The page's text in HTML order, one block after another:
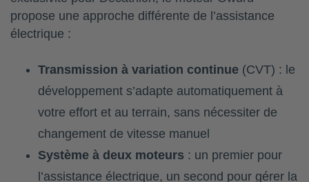
propose une approche différente de l’assistance
électrique :
Transmission à variation continue (CVT) : le
développement s’adapte automatiquement à
votre effort et au terrain, sans nécessiter de
changement de vitesse manuel
Système à deux moteurs : un premier pour
l’assistance électrique, un second pour gérer la